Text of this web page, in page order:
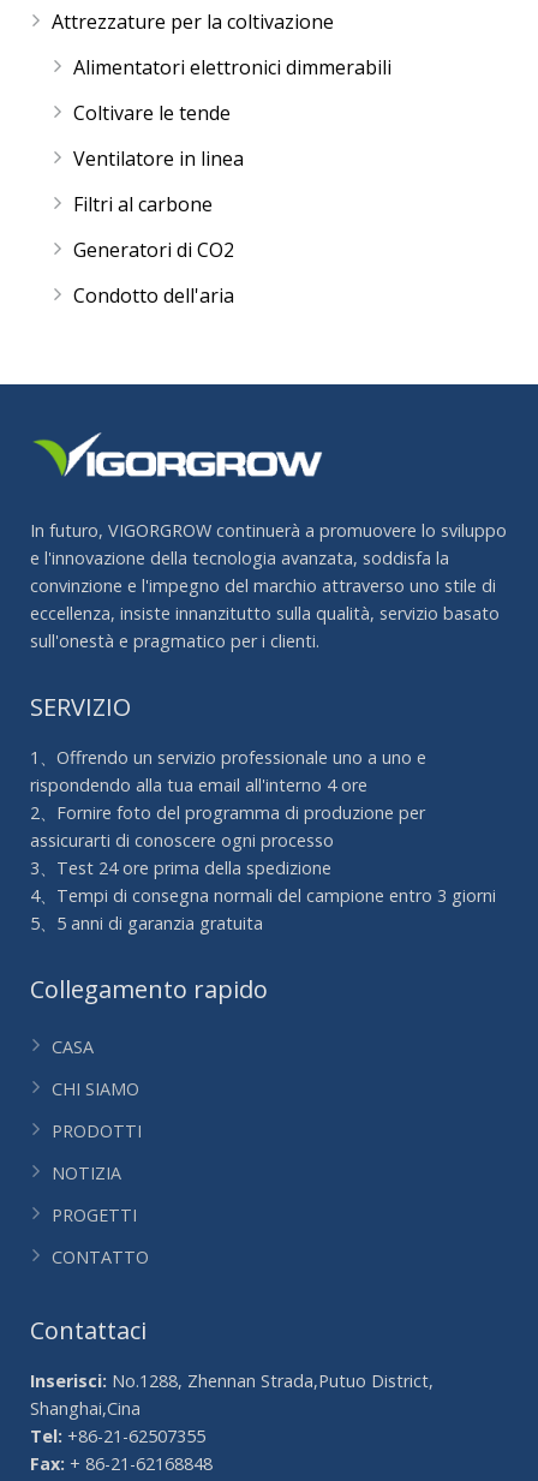
Attrezzature per la coltivazione
Alimentatori elettronici dimmerabili
Coltivare le tende
Ventilatore in linea
Filtri al carbone
Generatori di CO2
Condotto dell'aria
In futuro, VIGORGROW continuerà a promuovere lo sviluppo
e l'innovazione della tecnologia avanzata, soddisfa la
convinzione e l'impegno del marchio attraverso uno stile di
eccellenza, insiste innanzitutto sulla qualità, servizio basato
sull'onestà e pragmatico per i clienti.
SERVIZIO
1、Offrendo un servizio professionale uno a uno e
rispondendo alla tua email all'interno 4 ore
2、Fornire foto del programma di produzione per
assicurarti di conoscere ogni processo
3、Test 24 ore prima della spedizione
4、Tempi di consegna normali del campione entro 3 giorni
5、5 anni di garanzia gratuita
Collegamento rapido
CASA
CHI SIAMO
PRODOTTI
NOTIZIA
PROGETTI
CONTATTO
Contattaci
Inserisci: No.1288, Zhennan Strada,Putuo District,
Shanghai,Cina
Tel: +86-21-62507355
Fax: + 86-21-62168848